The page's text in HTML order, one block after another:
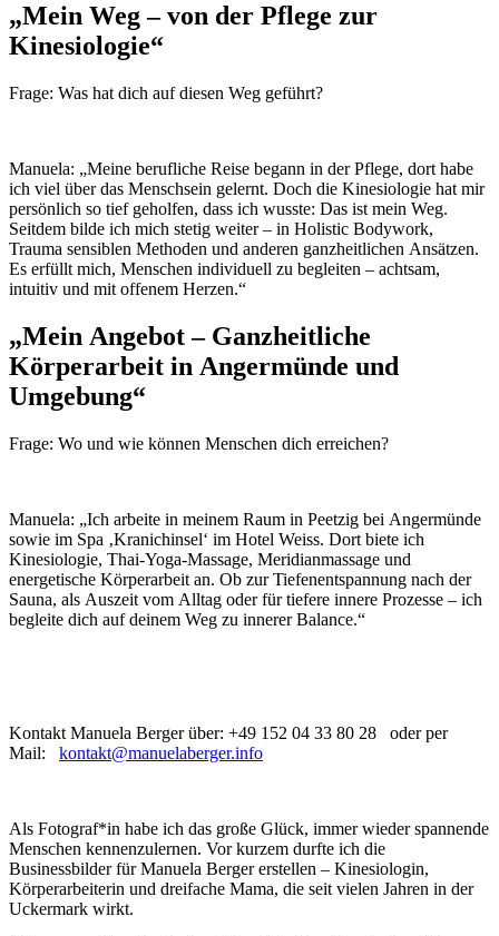
„Mein Weg – von der Pflege zur
Kinesiologie“
Frage: Was hat dich auf diesen Weg geführt?
Manuela: „Meine berufliche Reise begann in der Pflege, dort habe
ich viel über das Menschsein gelernt. Doch die Kinesiologie hat mir
persönlich so tief geholfen, dass ich wusste: Das ist mein Weg.
Seitdem bilde ich mich stetig weiter – in Holistic Bodywork,
Trauma sensiblen Methoden und anderen ganzheitlichen Ansätzen.
Es erfüllt mich, Menschen individuell zu begleiten – achtsam,
intuitiv und mit offenem Herzen.“
„Mein Angebot – Ganzheitliche
Körperarbeit in Angermünde und
Umgebung“
Frage: Wo und wie können Menschen dich erreichen?
Manuela: „Ich arbeite in meinem Raum in Peetzig bei Angermünde
sowie im Spa ‚Kranichinsel‘ im Hotel Weiss. Dort biete ich
Kinesiologie, Thai-Yoga-Massage, Meridianmassage und
energetische Körperarbeit an. Ob zur Tiefenentspannung nach der
Sauna, als Auszeit vom Alltag oder für tiefere innere Prozesse – ich
begleite dich auf deinem Weg zu innerer Balance.“
Kontakt Manuela Berger über: +49 152 04 33 80 28 oder per
Mail: kontakt@manuelaberger.info
Als Fotograf*in habe ich das große Glück, immer wieder spannende
Menschen kennenzulernen. Vor kurzem durfte ich die
Businessbilder für Manuela Berger erstellen – Kinesiologin,
Körperarbeiterin und dreifache Mama, die seit vielen Jahren in der
Uckermark wirkt.